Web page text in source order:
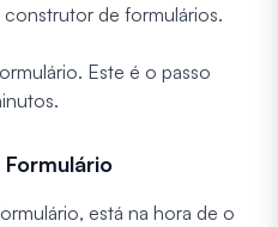
de formulários.
Este é o passo
Formulário
está na hora de o